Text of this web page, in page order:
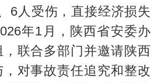
6人受伤，直接经济损失
年1月，陕西省安委办
联合多部门并邀请陕西
对事故责任追究和整改